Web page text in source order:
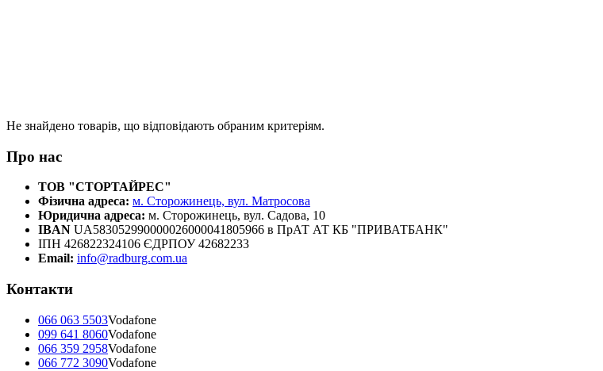
Не знайдено товарів, що відповідають обраним критеріям.
Про нас
ТОВ "СТОРТАЙРЕС"
Фізична адреса: м. Сторожинець, вул. Матросова
Юридична адреса: м. Сторожинець, вул. Садова, 10
IBAN UA583052990000026000041805966 в ПрАТ АТ КБ "ПРИВАТБАНК"
ІПН 426822324106 ЄДРПОУ 42682233
Email: info@radburg.com.ua
Контакти
066 063 5503Vodafone
099 641 8060Vodafone
066 359 2958Vodafone
066 772 3090Vodafone